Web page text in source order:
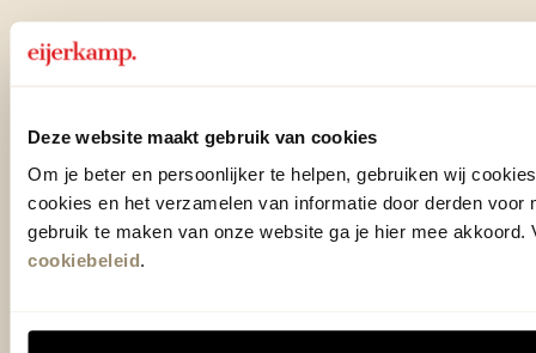
Deze website maakt gebruik van cookies
Om je beter en persoonlijker te helpen, gebruiken wij
cookies en het verzamelen van informatie door derden voor
gebruik te maken van onze website ga je hier mee akkoord.
cookiebeleid.
Over Eijerkamp